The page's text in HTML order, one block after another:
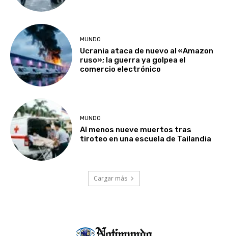
MUNDO
Ucrania ataca de nuevo al «Amazon
ruso»; la guerra ya golpea el
comercio electrónico
MUNDO
Al menos nueve muertos tras
tiroteo en una escuela de Tailandia
Cargar más